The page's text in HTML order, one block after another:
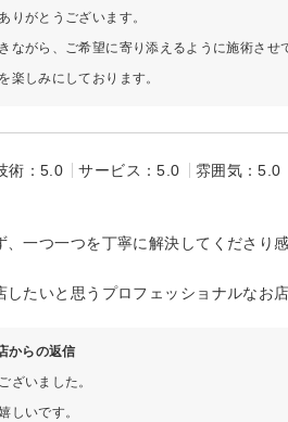
りがとうございます。
ながら、ご希望に寄り添えるように施術させ
楽しみにしております。
術：5.0 サービス：5.0 雰囲気：5.0
一つ一つを丁寧に解決してくださり
たいと思うプロフェッショナルなお
からの返信
ざいました。
しいです。